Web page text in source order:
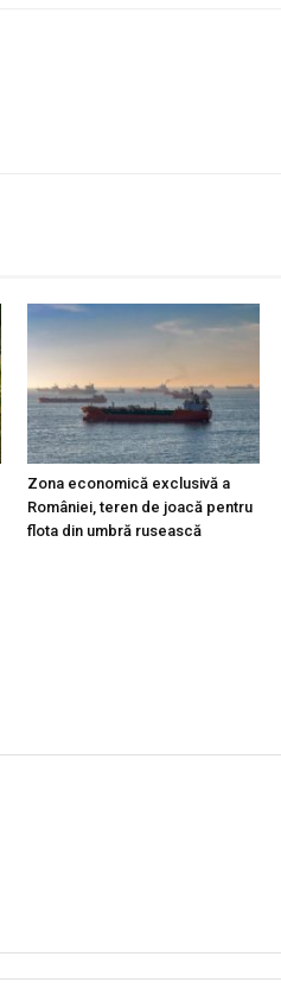
Zona economică exclusivă a
României, teren de joacă pentru
flota din umbră rusească